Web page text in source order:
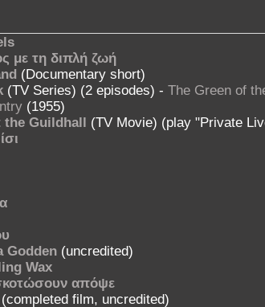
με τη διπλή ζωή
(Documentary short)
(TV Series) (2 episodes) - The Green of
(1955)
the Guildhall (TV Movie) (play "Private
Godden(uncredited)
Wax
απόψε
film, uncredited)